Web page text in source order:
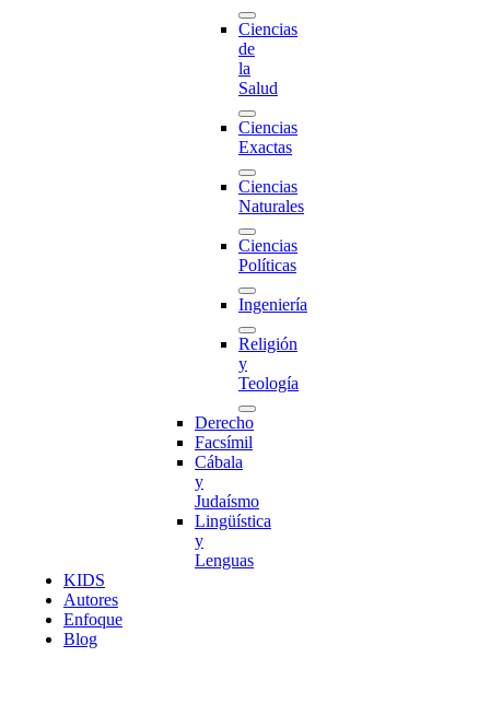
Ciencias
de
la
Salud
Ciencias
Exactas
Ciencias
Naturales
Ciencias
Políticas
Ingeniería
Religión
y
Teología
Derecho
Facsímil
Cábala
y
Judaísmo
Lingüística
y
Lenguas
KIDS
Autores
Enfoque
Blog